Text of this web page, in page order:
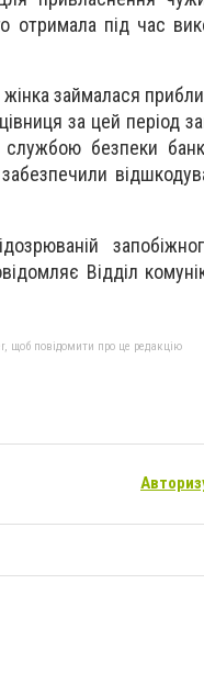
отримала під час
займалася
за цей період
безпеки
Відділ
щоб повідомити про це редакцію